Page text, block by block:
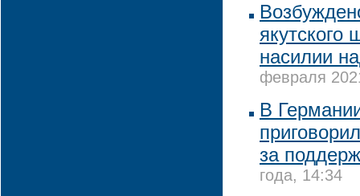
насилии
февраля
В
за
года, 14:34